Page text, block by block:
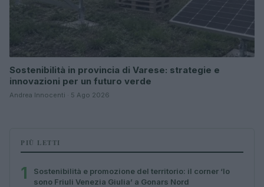
Sostenibilità in provincia di Varese: strategie e
innovazioni per un futuro verde
Andrea Innocenti · 5 Ago 2026
PIÙ LETTI
1
Sostenibilità e promozione del territorio: il corner ‘Io
sono Friuli Venezia Giulia’ a Gonars Nord